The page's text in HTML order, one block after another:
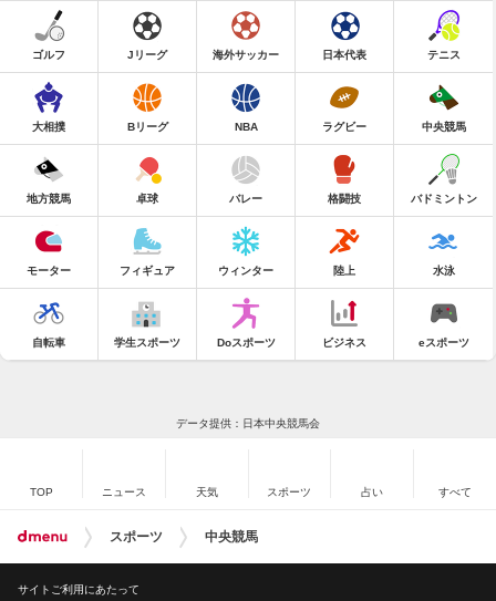
ゴルフ Jリーグ 海外サッカー 日本代表 テニス
大相撲 Bリーグ NBA ラグビー 中央競馬
地方競馬 卓球 バレー 格闘技 バドミントン
モーター フィギュア ウィンター 陸上 水泳
自転車 学生スポーツ Doスポーツ ビジネス eスポーツ
データ提供：日本中央競馬会
TOP ニュース 天気 スポーツ 占い すべて
スポーツ 中央競馬
サイトご利用にあたって